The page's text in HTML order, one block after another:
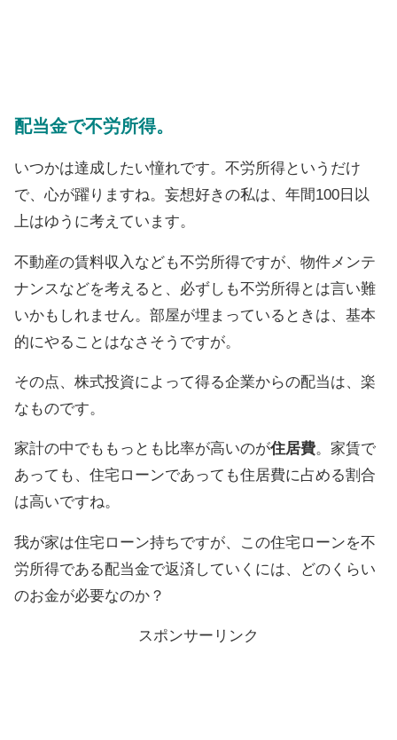
配当金で不労所得。
いつかは達成したい憧れです。不労所得というだけ
で、心が躍りますね。妄想好きの私は、年間100日以
上はゆうに考えています。
不動産の賃料収入なども不労所得ですが、物件メンテ
ナンスなどを考えると、必ずしも不労所得とは言い難
いかもしれません。部屋が埋まっているときは、基本
的にやることはなさそうですが。
その点、株式投資によって得る企業からの配当は、楽
なものです。
家計の中でももっとも比率が高いのが住居費。家賃で
あっても、住宅ローンであっても住居費に占める割合
は高いですね。
我が家は住宅ローン持ちですが、この住宅ローンを不
労所得である配当金で返済していくには、どのくらい
のお金が必要なのか？
スポンサーリンク